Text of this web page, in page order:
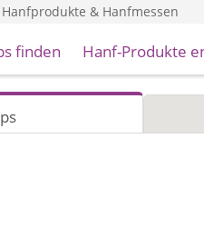
& Hanfmessen
finden Hanf-Produkte